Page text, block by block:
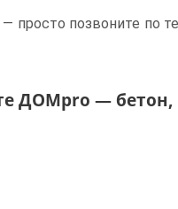
просто позвоните по
ДОМpro — бетон,